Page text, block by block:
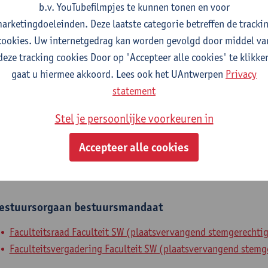
Departement Politieke Wetenschappen
Statuut & functies
Bijzonder academisch personeel
doctoraatsbursaal
bestuursmandaat
Faculteitsraad Faculteit SW (plaatsvervangend
Faculteitsvergadering Faculteit SW (plaatsvervangend
b.v. YouTubefilmpjes te kunnen tonen en voor
Deze laatste categorie betreffen de
Uw internetgedrag kan worden gevolgd door middel
tracking cookies Door op 'Accepteer alle cookies' te
gaat u hiermee akkoord. Lees ook het UAntwerpen Privacy
statement
Stel je persoonlijke voorkeuren in
Accepteer alle cookies